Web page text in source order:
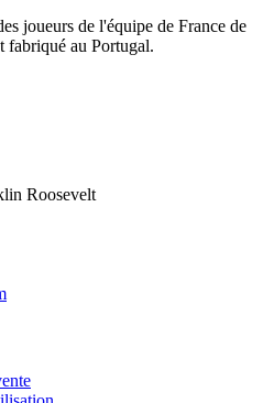
joueurs de l'équipe de France de
fabriqué au Portugal.
Roosevelt